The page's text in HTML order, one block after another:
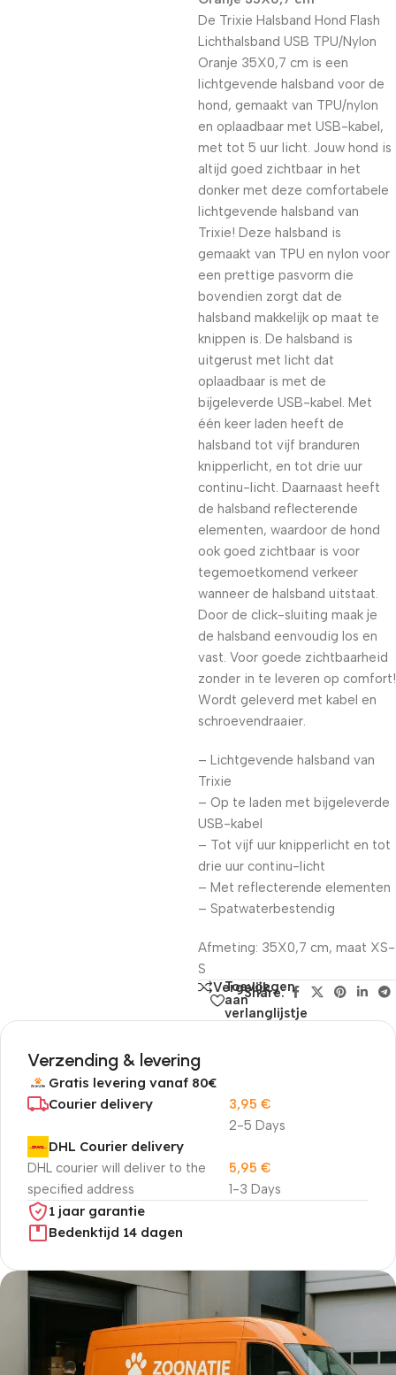
De Trixie Halsband Hond Flash
Lichthalsband USB TPU/Nylon
Oranje 35X0,7 cm is een
lichtgevende halsband voor de
hond, gemaakt van TPU/nylon
en oplaadbaar met USB-kabel,
met tot 5 uur licht. Jouw hond is
altijd goed zichtbaar in het
donker met deze comfortabele
lichtgevende halsband van
Trixie! Deze halsband is
gemaakt van TPU en nylon voor
een prettige pasvorm die
bovendien zorgt dat de
halsband makkelijk op maat te
knippen is. De halsband is
uitgerust met licht dat
oplaadbaar is met de
bijgeleverde USB-kabel. Met
één keer laden heeft de
halsband tot vijf branduren
knipperlicht, en tot drie uur
continu-licht. Daarnaast heeft
de halsband reflecterende
elementen, waardoor de hond
ook goed zichtbaar is voor
tegemoetkomend verkeer
wanneer de halsband uitstaat.
Door de click-sluiting maak je
de halsband eenvoudig los en
vast. Voor goede zichtbaarheid
zonder in te leveren op comfort!
Wordt geleverd met kabel en
schroevendraaier.
– Lichtgevende halsband van
Trixie
– Op te laden met bijgeleverde
USB-kabel
– Tot vijf uur knipperlicht en tot
drie uur continu-licht
– Met reflecterende elementen
– Spatwaterbestendig
Afmeting: 35X0,7 cm, maat XS-
S
Vergelijk
Toevoegen
aan
verlanglijstje
Share:
Verzending & levering
Gratis levering vanaf 80€
Courier delivery
2-5 Days
3,95 €
DHL Courier delivery
DHL courier will deliver to the
specified address
1-3 Days
5,95 €
1 jaar garantie
Bedenktijd 14 dagen